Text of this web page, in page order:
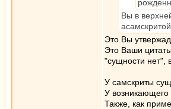
Вы в
Это Вы
Это Ваши
"сущности нет",
У самскриты
У
Также, как